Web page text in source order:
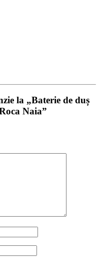
la „Baterie de duș
Naia”